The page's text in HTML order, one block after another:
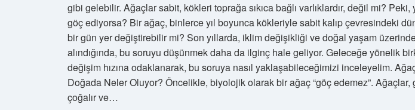
gibi gelebilir. Ağaçlar sabit, kökleri toprağa sıkıca bağlı varlıklardır, değil mi?
göç ediyorsa? Bir ağaç, binlerce yıl boyunca kökleriyle sabit kalıp çevresindeki
bir gün yer değiştirebilir mi? Son yıllarda, iklim değişikliği ve doğal yaşam
alındığında, bu soruyu düşünmek daha da ilginç hale geliyor. Geleceğe yönelik
değişim hızına odaklanarak, bu soruya nasıl yaklaşabileceğimizi inceleyelim.
Doğada Neler Oluyor? Öncelikle, biyolojik olarak bir ağaç “göç edemez”. Ağaçlar,
çoğalır ve…